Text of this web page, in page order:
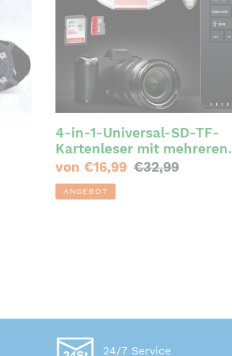
TF-
Kartenleser
mit
Anschlüssen
4-in-1-Universal-SD-TF-
Kartenleser mit mehreren
Anschlüssen
Sonderpreis
von €16,99 Normaler
€32,99
ANGEBOT
24/7 Service